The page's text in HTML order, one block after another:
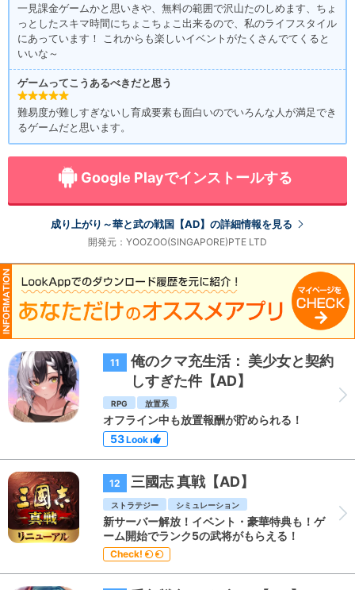
一見課金ゲームかと思いきや、無料の範囲で沢山たのしめます、ちょ
っとしたスキマ時間にちょこちょこ出来るので、私のライフスタイル
にあっています！ これからも楽しいイベントがたくさんでてくると
いいな～
ゲームってこうあるべきだと思う
難易度が難しすぎないし育成要素も面白いのでいろんな人が満足でき
るゲームだと思います。
Google Playでインストールする
成り上がり～華と武の戦国【AD】の詳細情報を見る
開発元：YOOZOO(SINGAPORE)PTE LTD
11
俺のクマ充生活： 美少女と契約
しすぎた件【AD】
RPG 放置系
オフライン中も放置報酬が貯められる！
53Look
12 三國志 真戦【AD】
ストラテジー シミュレーション
新サーバー解放！イベント・豪華特典も！ゲ
ーム開始でランク5の武将がもらえる！
Check!